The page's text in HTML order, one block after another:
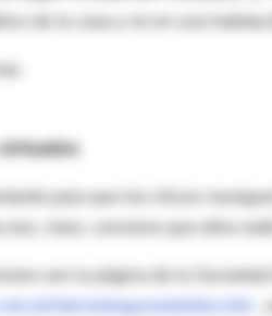
de la casa y no en una
para que los chicos
son la página de la
internetsegura/adultos.htm
,